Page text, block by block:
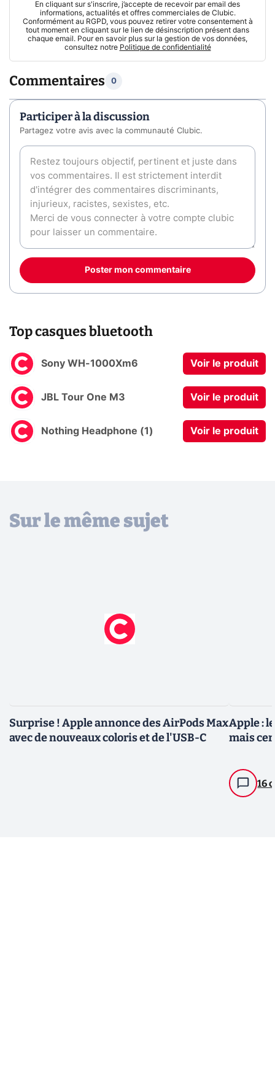
En cliquant sur s'inscrire, j’accepte de recevoir par email des
informations, actualités et offres commerciales de Clubic.
Conformément au RGPD, vous pouvez retirer votre consentement à
tout moment en cliquant sur le lien de désinscription présent dans
chaque email. Pour en savoir plus sur la gestion de vos données,
consultez notre Politique de confidentialité
Commentaires 0
Participer à la discussion
Partagez votre avis avec la communauté Clubic.
Poster mon commentaire
Top casques bluetooth
Sony WH-1000Xm6 Voir le produit
JBL Tour One M3 Voir le produit
Nothing Headphone (1) Voir le produit
Sur le même sujet
Surprise ! Apple annonce des AirPods Max
avec de nouveaux coloris et de l'USB-C
Apple :
mais
16